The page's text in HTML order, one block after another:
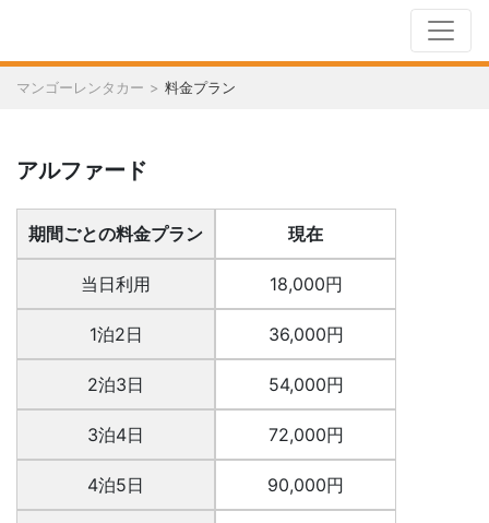
マンゴーレンタカー 料金プラン
アルファード
期間ごとの料金プラン
当日利用
1泊2日
2泊3日
3泊4日
4泊5日
現在
18,000円
36,000円
54,000円
72,000円
90,000円